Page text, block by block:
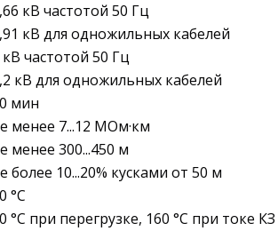
кВ частотой 50 Гц
кВ для одножильных кабелей
частотой 50 Гц
кВ для одножильных кабелей
мин
менее 7...12 МОм·км
менее 300...450 м
более 10...20% кусками от 50 м
°C
°C при перегрузке, 160 °C при токе КЗ